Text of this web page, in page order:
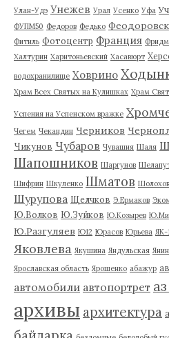
Улан-Удэ Унежев Урал Усенко Уфа
ФУПМ50 Федоров Федько
Фитиль Фотоцентр Франция
Халтурин Харитоньевский Хасавюрт
водохранилище Ховрино
Храм Всех Святых на Кулишках Храм
Успения на Успенском вражке
Чегем Чекандин Черников
Чикунов Чубаров Чувашия Шаля
Шапошников Шаргунов
Шифрин Шкуленко Шматов Шолохов
Шурупова Щелчков Э.Ермаков
Ю.Волков Ю.Зуйков Ю.Козырев
Ю.Разгуляев Ю12 Юрасов Юрьева ЯК-
Яковлева Якушина Яндульская Янин
Ярославская область Ярошенко абажур
автомобили автопортрет
архивы архитектура